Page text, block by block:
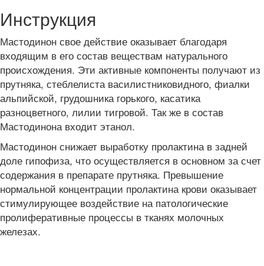
Инструкция
Мастодинон свое действие оказывает благодаря
входящим в его состав веществам натурального
происхождения. Эти активные компоненты получают из
прутняка, стеблелиста василистниковидного, фиалки
альпийской, грудошника горького, касатика
разноцветного, лилии тигровой. Так же в состав
Мастодинона входит этанол.
Мастодинон снижает выработку пролактина в задней
доле гипофиза, что осуществляется в основном за счет
содержания в препарате прутняка. Превышение
нормальной концентрации пролактина крови оказывает
стимулирующее воздействие на патологические
пролиферативные процессы в тканях молочных
железах.